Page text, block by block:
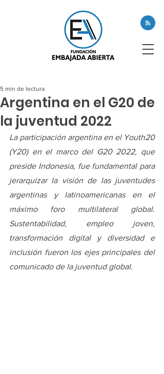
Argentina en el G20 de
la juventud 2022
5 min de lectura
La participación argentina en el Youth20
(Y20) en el marco del G20 2022, que
preside Indonesia, fue fundamental para
jerarquizar la visión de las juventudes
argentinas y latinoamericanas en el
máximo foro multilateral global.
Sustentabilidad, empleo joven,
transformación digital y diversidad e
inclusión fueron los ejes principales del
comunicado de la juventud global.